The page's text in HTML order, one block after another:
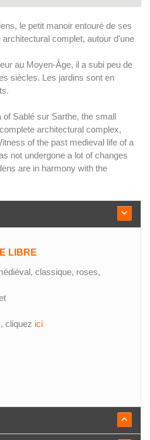
le petit manoir entouré de ses
complet, autour d'une
au Moyen-Âge, il a subi peu de
siècles. Les jardins sont en
of Sablé sur Sarthe, the small
architectural complex,
of the past medieval life of a
not undergone a lot of changes
are in harmony with the
LIBRE
classique, roses,
cliquez ici